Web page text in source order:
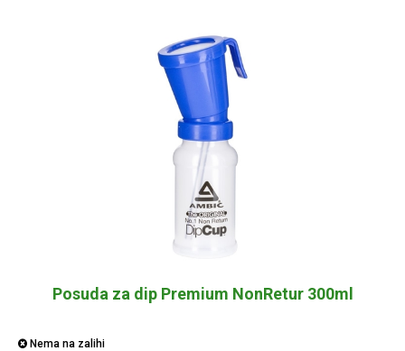
Posuda za dip Premium NonRetur 300ml
Nema na zalihi